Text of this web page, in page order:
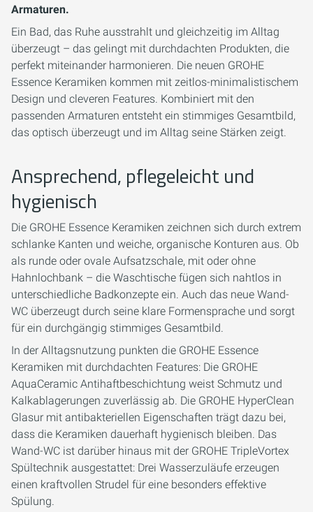
Armaturen.
Ein Bad, das Ruhe ausstrahlt und gleichzeitig im Alltag
überzeugt – das gelingt mit durchdachten Produkten, die
perfekt miteinander harmonieren. Die neuen GROHE
Essence Keramiken kommen mit zeitlos-minimalistischem
Design und cleveren Features. Kombiniert mit den
passenden Armaturen entsteht ein stimmiges Gesamtbild,
das optisch überzeugt und im Alltag seine Stärken zeigt.
Ansprechend, pflegeleicht und
hygienisch
Die GROHE Essence Keramiken zeichnen sich durch extrem
schlanke Kanten und weiche, organische Konturen aus. Ob
als runde oder ovale Aufsatzschale, mit oder ohne
Hahnlochbank – die Waschtische fügen sich nahtlos in
unterschiedliche Badkonzepte ein. Auch das neue Wand-
WC überzeugt durch seine klare Formensprache und sorgt
für ein durchgängig stimmiges Gesamtbild.
In der Alltagsnutzung punkten die GROHE Essence
Keramiken mit durchdachten Features: Die GROHE
AquaCeramic Antihaftbeschichtung weist Schmutz und
Kalkablagerungen zuverlässig ab. Die GROHE HyperClean
Glasur mit antibakteriellen Eigenschaften trägt dazu bei,
dass die Keramiken dauerhaft hygienisch bleiben. Das
Wand-WC ist darüber hinaus mit der GROHE TripleVortex
Spültechnik ausgestattet: Drei Wasserzuläufe erzeugen
einen kraftvollen Strudel für eine besonders effektive
Spülung.